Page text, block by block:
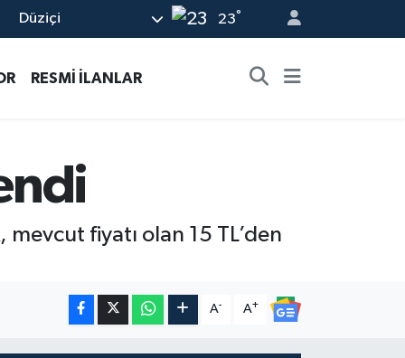
Düziçi 23°
RESMİ İLANLAR
fiyatı olan 15 TL’den
A- A+